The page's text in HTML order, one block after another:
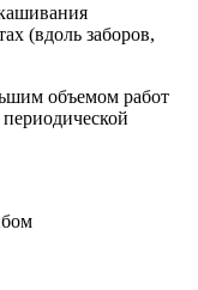
(вдоль заборов,
объемом работ